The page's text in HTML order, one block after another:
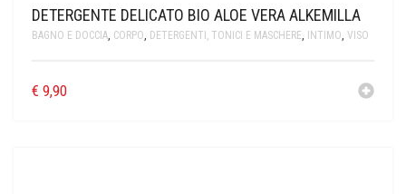
DETERGENTE DELICATO BIO ALOE VERA ALKEMILLA
BAGNO E DOCCIA, CORPO, DETERGENTI, TONICI E MASCHERE, INTIMO, VISO
€ 9,90